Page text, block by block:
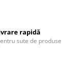
rapidă
sute de produse